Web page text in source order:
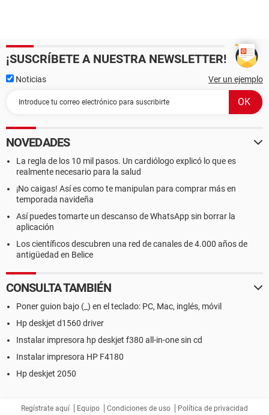
¡SUSCRÍBETE A NUESTRA NEWSLETTER!
Noticias Ver un ejemplo
NOVEDADES
La regla de los 10 mil pasos. Un cardiólogo explicó lo que es
realmente necesario para la salud
¡No caigas! Así es como te manipulan para comprar más en
temporada navideña
Así puedes tomarte un descanso de WhatsApp sin borrar la
aplicación
Los científicos descubren una red de canales de 4.000 años de
antigüedad en Belice
CONSULTA TAMBIÉN
Poner guion bajo (_) en el teclado: PC, Mac, inglés, móvil
Hp deskjet d1560 driver
Instalar impresora hp deskjet f380 all-in-one sin cd
Instalar impresora HP F4180
Hp deskjet 2050
Regístrate aquí Equipo Condiciones de uso Política de privacidad